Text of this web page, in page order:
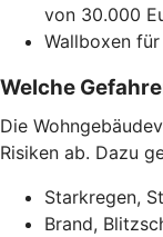
von 30.000
Wallboxen
Welche
Die
Risiken ab. Dazu
Starkregen,
Brand,